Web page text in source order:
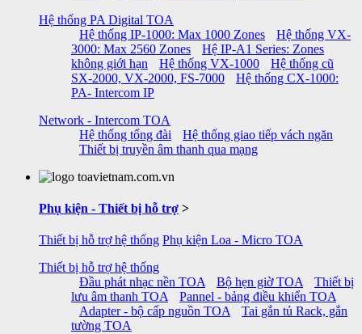
Hệ thống PA Digital TOA
Hệ thống IP-1000: Max 1000 Zones
Hệ thống VX-
3000: Max 2560 Zones
Hệ IP-A1 Series: Zones
không giới hạn
Hệ thống VX-1000
Hệ thống cũ
SX-2000, VX-2000, FS-7000
Hệ thống CX-1000:
PA- Intercom IP
Network - Intercom TOA
Hệ thống tổng đài
Hệ thống giao tiếp vách ngăn
Thiết bị truyền âm thanh qua mạng
Phụ kiện - Thiết bị hỗ trợ >
Thiết bị hỗ trợ hệ thống Phụ kiện Loa - Micro TOA
Thiết bị hỗ trợ hệ thống
Đầu phát nhạc nền TOA
Bộ hẹn giờ TOA
Thiết bị
lưu âm thanh TOA
Pannel - bảng điều khiển TOA
Adapter - bộ cấp nguồn TOA
Tai gắn tủ Rack, gắn
tường TOA